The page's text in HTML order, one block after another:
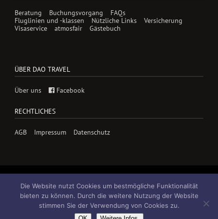
Beratung Buchungsvorgang
FAQs
Fluglinien und -klassen
Nützliche Links
Versicherung
Visaservice
atmosfair Gästebuch
ÜBER DAO TRAVEL
Über uns Facebook
RECHTLICHES
AGB Impressum Datenschutz
© Copyright 2026 Dao-Travel GmbH
Die Website nutzt Cookies um bestmögliche Funktionalität
bieten zu können. Durch die weitere Nutzung der Website
stimmen Sie der Verwendung von Cookies zu.